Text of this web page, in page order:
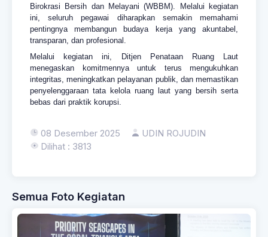
Birokrasi Bersih dan Melayani (WBBM). Melalui kegiatan
ini, seluruh pegawai diharapkan semakin memahami
pentingnya membangun budaya kerja yang akuntabel,
transparan, dan profesional.
Melalui kegiatan ini, Ditjen Penataan Ruang Laut
menegaskan komitmennya untuk terus mengukuhkan
integritas, meningkatkan pelayanan publik, dan memastikan
penyelenggaraan tata kelola ruang laut yang bersih serta
bebas dari praktik korupsi.
08 Desember 2025
UDIN ROJUDIN
Dilihat : 3813
Semua Foto Kegiatan